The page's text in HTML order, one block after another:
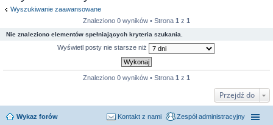
Wyszukiwanie zaawansowane
Znaleziono 0 wyników • Strona 1 z 1
Nie znaleziono elementów spełniających kryteria szukania.
Wyświetl posty nie starsze niż
Znaleziono 0 wyników • Strona 1 z 1
Przejdź do
Wykaz forów Zespół administracyjny
Kontakt z nami